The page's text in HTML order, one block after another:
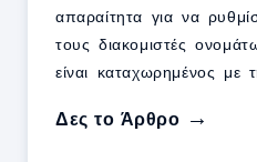
απαραίτητα για να
τους διακομιστές
είναι καταχωρημένος με
Δες το Άρθρο